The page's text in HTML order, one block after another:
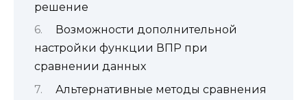
решение
Возможности дополнительной
настройки функции ВПР при
сравнении данных
Альтернативные методы сравнения